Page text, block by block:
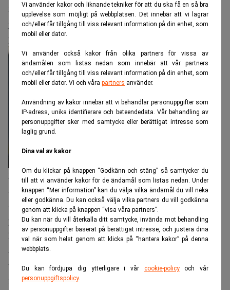
Vi använder kakor och liknande tekniker för att du ska få en så bra
upplevelse som möjligt på webbplatsen. Det innebär att vi lagrar
och/eller får tillgång till viss relevant information på din enhet, som
mobil eller dator.
Vi använder också kakor från olika partners för vissa av
ändamålen som listas nedan som innebär att vår partners
och/eller får tillgång till viss relevant information på din enhet, som
mobil eller dator. Vi och våra partners använder.
Användning av kakor innebär att vi behandlar personuppgifter som
IP-adress, unika identifierare och beteendedata. Vår behandling av
personuppgifter sker med samtycke eller berättigat intresse som
laglig grund.
Dina val av kakor
Om du klickar på knappen “Godkänn och stäng” så samtycker du
till att vi använder kakor för de ändamål som listas nedan. Under
knappen “Mer information” kan du välja vilka ändamål du vill neka
eller godkänna. Du kan också välja vilka partners du vill godkänna
genom att klicka på knappen “visa våra partners”.
Du kan när du vill återkalla ditt samtycke, invända mot behandling
av personuppgifter baserat på berättigat intresse, och justera dina
val när som helst genom att klicka på “hantera kakor” på denna
webbplats.
Du kan fördjupa dig ytterligare i vår cookie-policyoch vår
personuppgiftspolicy.
företag, än privatkunder. Så vi kommer först att börja att
jobba med lite större företag, säger Frank Hojem,
presschef på SEB, till Realtid.se, och fortsätter:
Frank Hojem, presschef
SEB. Foto: Press
– Kraven från samhället och lagstiftningen ökar hela tiden
på att banker ska ha bra koll på det här och då måste vi ha
lösningar som är bra för kunderna och som är enkla att
använda. Därför ser vi stor nytta i att göra det här
tillsammans. En viktig poäng är att vi vill skapa en öppen
infrstruktur som är öppen för andra att ansluta sig till